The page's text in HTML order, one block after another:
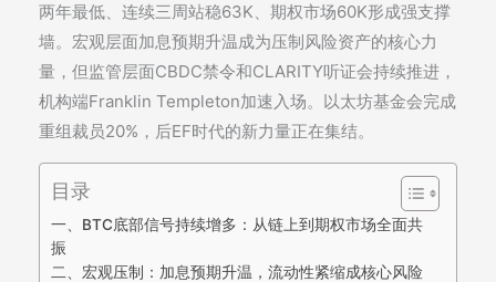
两年最低、连续三周站稳63K、期权市场60K形成强支撑
墙。宏观层面加息预期升温成为压制风险资产的核心力
量，但监管层面CBDC禁令和CLARITY听证会持续推进，
机构端Franklin Templeton加速入场。以太坊基金会完成
重组裁员20%，后EF时代的新力量正在集结。
目录
一、BTC底部信号持续增多：从链上到期权市场全面共
振
二、宏观压制：加息预期升温，流动性紧缩成核心风险